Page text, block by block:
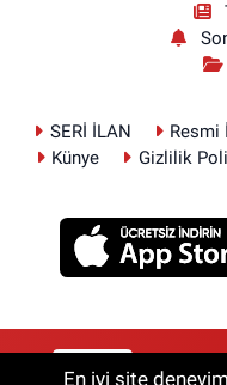
SERİ İLAN Resmi
Künye
Gizlilik
RSS
En iyi site